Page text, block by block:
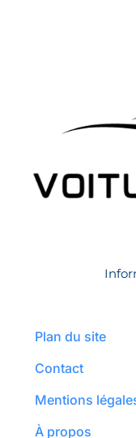
Plan du site
Contact
Mentions
À propos